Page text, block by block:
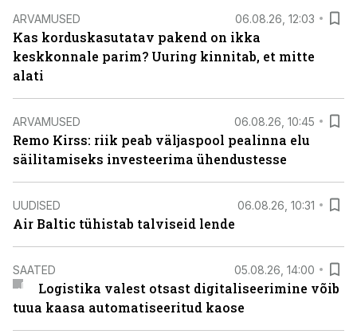
ARVAMUSED 06.08.26, 12:03
Kas korduskasutatav pakend on ikka
keskkonnale parim? Uuring kinnitab, et mitte
alati
ARVAMUSED 06.08.26, 10:45
Remo Kirss: riik peab väljaspool pealinna elu
säilitamiseks investeerima ühendustesse
UUDISED 06.08.26, 10:31
Air Baltic tühistab talviseid lende
SAATED 05.08.26, 14:00
Logistika valest otsast digitaliseerimine võib
tuua kaasa automatiseeritud kaose